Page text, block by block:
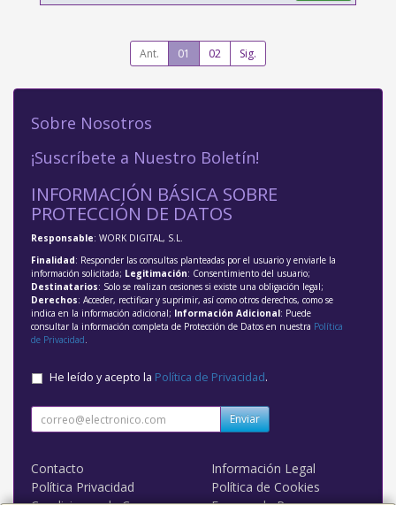
Ant. 01 02 Sig.
Sobre Nosotros
¡Suscríbete a Nuestro Boletín!
INFORMACIÓN BÁSICA SOBRE
PROTECCIÓN DE DATOS
Responsable: WORK DIGITAL, S.L.
Finalidad: Responder las consultas planteadas por el usuario y enviarle la
información solicitada; Legitimación: Consentimiento del usuario;
Destinatarios: Solo se realizan cesiones si existe una obligación legal;
Derechos: Acceder, rectificar y suprimir, así como otros derechos, como se
indica en la información adicional; Información Adicional: Puede
consultar la información completa de Protección de Datos en nuestra Política
de Privacidad.
He leído y acepto la Política de Privacidad.
Enviar
Contacto
Información Legal
Política Privacidad
Política de Cookies